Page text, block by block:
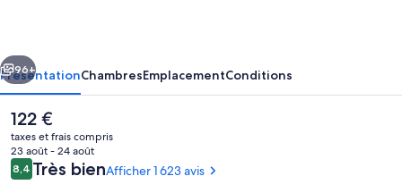
Cambronne
15ème
Suivant
96+
PrésentationChambresEmplacementConditions
Le
prix
actuel
est
de
122 €
taxes et frais compris
23 août - 24 août
Avis
voyageurs
8,48,4 sur 10
Très bienAfficher 1 623 avis